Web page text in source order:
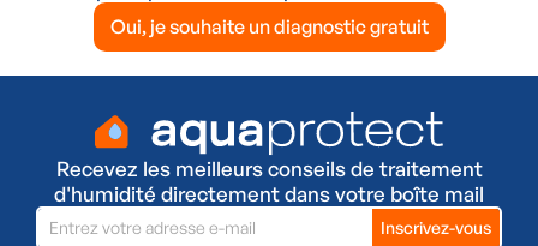
Oui, je souhaite un diagnostic gratuit
Recevez les meilleurs conseils de traitement
d'humidité directement dans votre boîte mail